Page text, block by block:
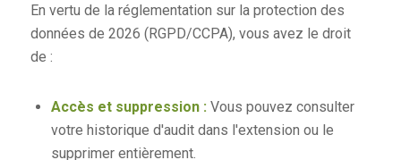
En vertu de la réglementation sur la protection des
données de 2026 (RGPD/CCPA), vous avez le droit
de :
Accès et suppression :Vous pouvez consulter
votre historique d'audit dans l'extension ou le
supprimer entièrement.